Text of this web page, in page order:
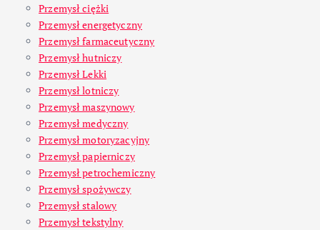
Przemysł ciężki
Przemysł energetyczny
Przemysł farmaceutyczny
Przemysł hutniczy
Przemysł Lekki
Przemysł lotniczy
Przemysł maszynowy
Przemysł medyczny
Przemysł motoryzacyjny
Przemysł papierniczy
Przemysł petrochemiczny
Przemysł spożywczy
Przemysł stalowy
Przemysł tekstylny